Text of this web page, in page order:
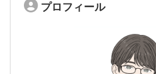
プロフィール